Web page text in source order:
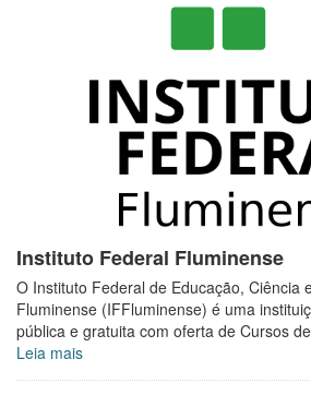
Instituto Federal Fluminense
O Instituto Federal de Educação, Ciência
Fluminense (IFFluminense) é uma
pública e gratuita com oferta de Cursos
Leia mais